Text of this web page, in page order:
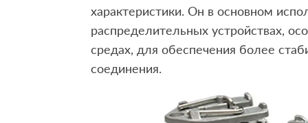
характеристики. Он в основном
распределительных устройствах,
средах, для обеспечения более
соединения.